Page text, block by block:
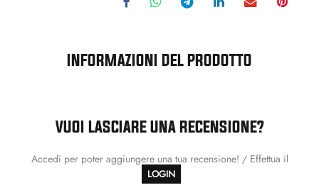
INFORMAZIONI DEL PRODOTTO
VUOI LASCIARE UNA RECENSIONE?
Accedi per poter aggiungere una tua recensione! / Effettua il
LOGIN